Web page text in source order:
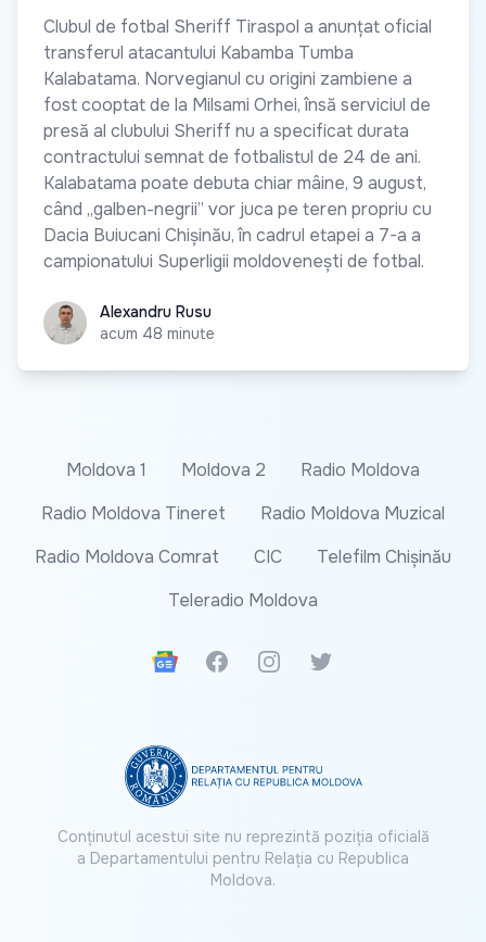
Clubul de fotbal Sheriff Tiraspol a anunțat oficial
transferul atacantului Kabamba Tumba
Kalabatama. Norvegianul cu origini zambiene a
fost cooptat de la Milsami Orhei, însă serviciul de
presă al clubului Sheriff nu a specificat durata
contractului semnat de fotbalistul de 24 de ani.
Kalabatama poate debuta chiar mâine, 9 august,
când „galben-negrii” vor juca pe teren propriu cu
Dacia Buiucani Chișinău, în cadrul etapei a 7-a a
campionatului Superligii moldovenești de fotbal.
Alexandru Rusu
Alexandru Rusu
acum 48 minute
Moldova 1 Moldova 2
Radio Moldova
Radio Moldova Tineret
Radio Moldova Muzical
Radio Moldova Comrat
CIC
Telefilm Chișinău
Teleradio Moldova
Google News
FacebookInstagramTwitter
Conținutul acestui site nu reprezintă poziția oficială
a Departamentului pentru Relația cu Republica
Moldova.